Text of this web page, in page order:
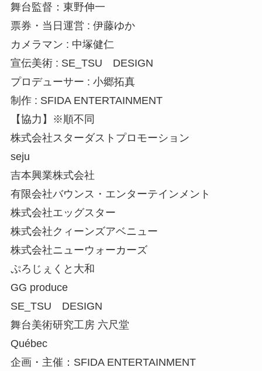
舞台監督：東野伸一
票券・当日運営 : 伊藤ゆか
カメラマン : 中塚健仁
宣伝美術 : SE_TSU DESIGN
プロデューサー : 小郷拓真
制作 : SFIDA ENTERTAINMENT
【協力】※順不同
株式会社スターダストプロモーション
seju
吉本興業株式会社
有限会社バウンス・エンターテインメント
株式会社エッグスター
株式会社クィーンズアベニュー
株式会社ニューウォーカーズ
ぷろじぇくと大和
GG produce
SE_TSU DESIGN
舞台美術研究工房 六尺堂
Québec
企画・主催：SFIDA ENTERTAINMENT